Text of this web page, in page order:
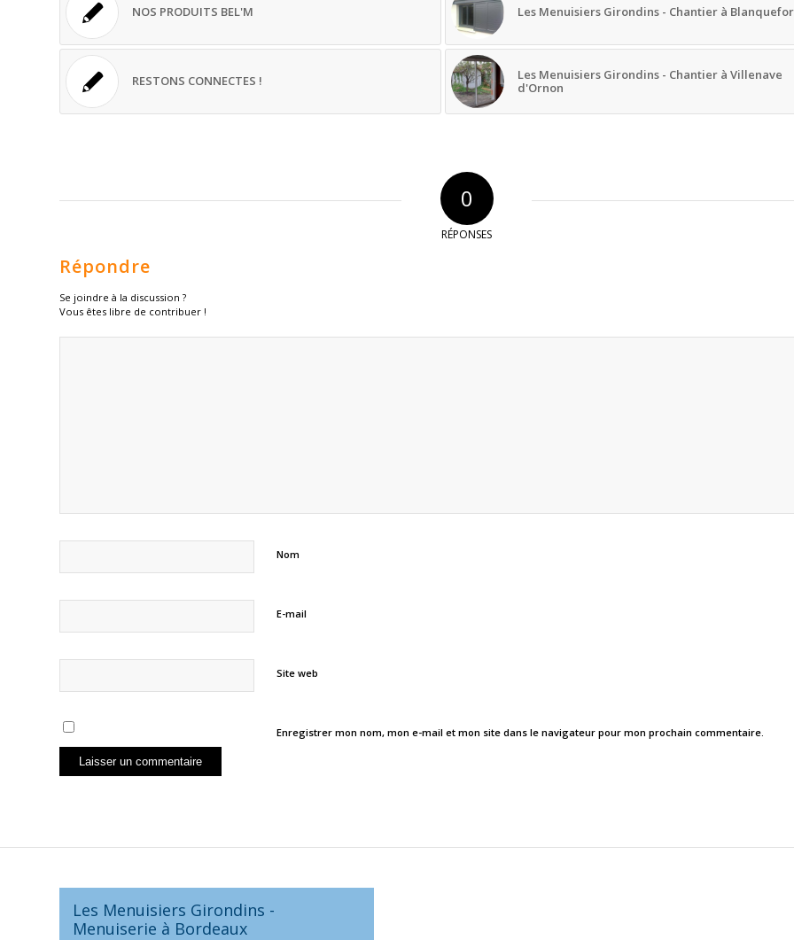
NOS PRODUITS BEL'M Les Menuisiers Girondins - Chantier à
RESTONS CONNECTES !
Les Menuisiers Girondins - Chantier à Villenave
d'Ornon
0
RÉPONSES
Répondre
Se joindre à la discussion ?
Vous êtes libre de contribuer !
Nom
E-mail
Site web
Enregistrer mon nom, mon e-mail et mon site dans le navigateur pour mon prochain commentaire.
Les Menuisiers Girondins -
Menuiserie à Bordeaux